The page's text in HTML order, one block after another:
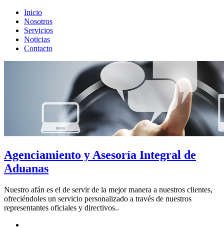
Inicio
Nosotros
Servicios
Noticias
Contacto
Agenciamiento y Asesoría Integral de
Aduanas
Nuestro afán es el de servir de la mejor manera a nuestros clientes,
ofreciéndoles un servicio personalizado a través de nuestros
representantes oficiales y directivos..